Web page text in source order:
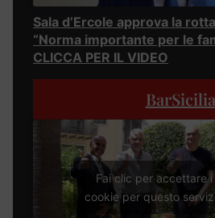
Sala d’Ercole approva la
“Norma importante per le
CLICCA PER IL VIDEO
BarSicilia
Fai clic per accettare i
cookie per questo